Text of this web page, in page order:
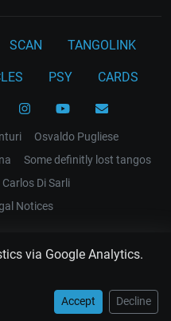
via Google Analytics.
Accept Decline
SCAN TANGOLINK
PSY CARDS
Osvaldo Pugliese
Some definitly lost tangos
Carlos Di Sarli
Notices
TANGO